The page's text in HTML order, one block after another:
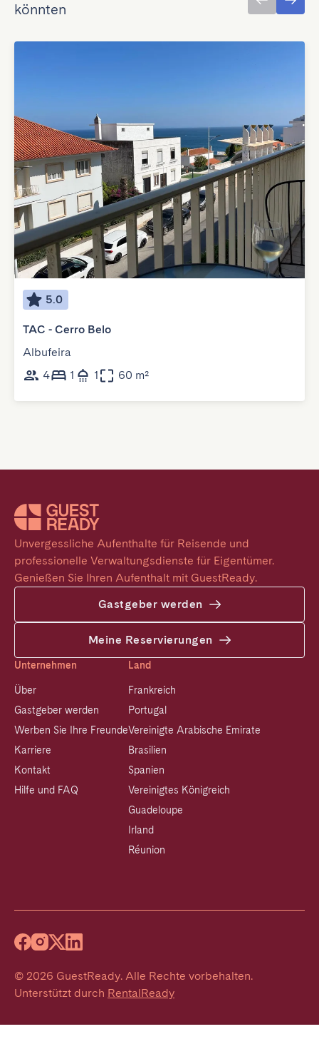
könnten
5.0
TAC - Cerro Belo
Albufeira
4
1 1 60 m²
Unvergessliche Aufenthalte für Reisende und
professionelle Verwaltungsdienste für Eigentümer.
Genießen Sie Ihren Aufenthalt mit GuestReady.
Gastgeber werden
Meine Reservierungen
Unternehmen
Über
Gastgeber werden
Werben Sie Ihre Freunde
Karriere
Kontakt
Hilfe und FAQ
Land
Frankreich
Portugal
Vereinigte Arabische Emirate
Brasilien
Spanien
Vereinigtes Königreich
Guadeloupe
Irland
Réunion
© 2026 GuestReady. Alle Rechte vorbehalten.
Unterstützt durch RentalReady